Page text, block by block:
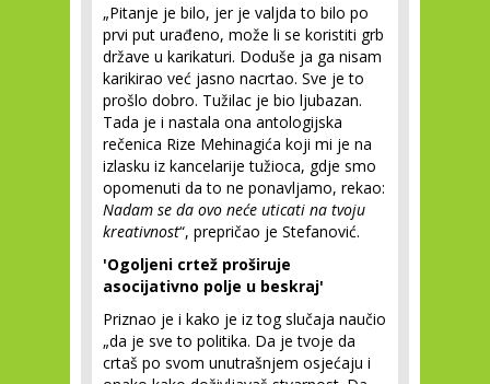
„Pitanje je bilo, jer je valjda to bilo po
prvi put urađeno, može li se koristiti grb
države u karikaturi. Doduše ja ga nisam
karikirao već jasno nacrtao. Sve je to
prošlo dobro. Tužilac je bio ljubazan.
Tada je i nastala ona antologijska
rečenica Rize Mehinagića koji mi je na
izlasku iz kancelarije tužioca, gdje smo
opomenuti da to ne ponavljamo, rekao:
Nadam se da ovo neće uticati na tvoju
kreativnost“, prepričao je Stefanović.
'Ogoljeni crtež proširuje
asocijativno polje u beskraj'
Priznao je i kako je iz tog slučaja naučio
„da je sve to politika. Da je tvoje da
crtaš po svom unutrašnjem osjećaju i